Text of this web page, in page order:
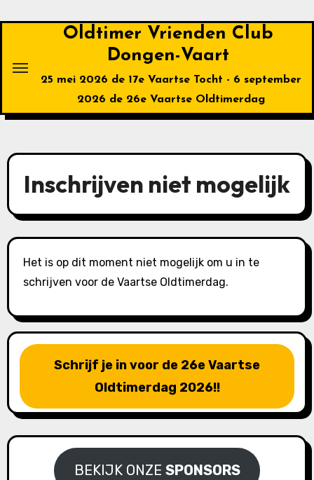
inhoud
Oldtimer Vrienden Club
Dongen-Vaart
25 mei 2026 de 17e Vaartse Tocht - 6 september
2026 de 26e Vaartse Oldtimerdag
Inschrijven niet mogelijk
Het is op dit moment niet mogelijk om u in te
schrijven voor de Vaartse Oldtimerdag.
Schrijf je in voor de 26e Vaartse
Oldtimerdag 2026!!
BEKIJK ONZE SPONSORS